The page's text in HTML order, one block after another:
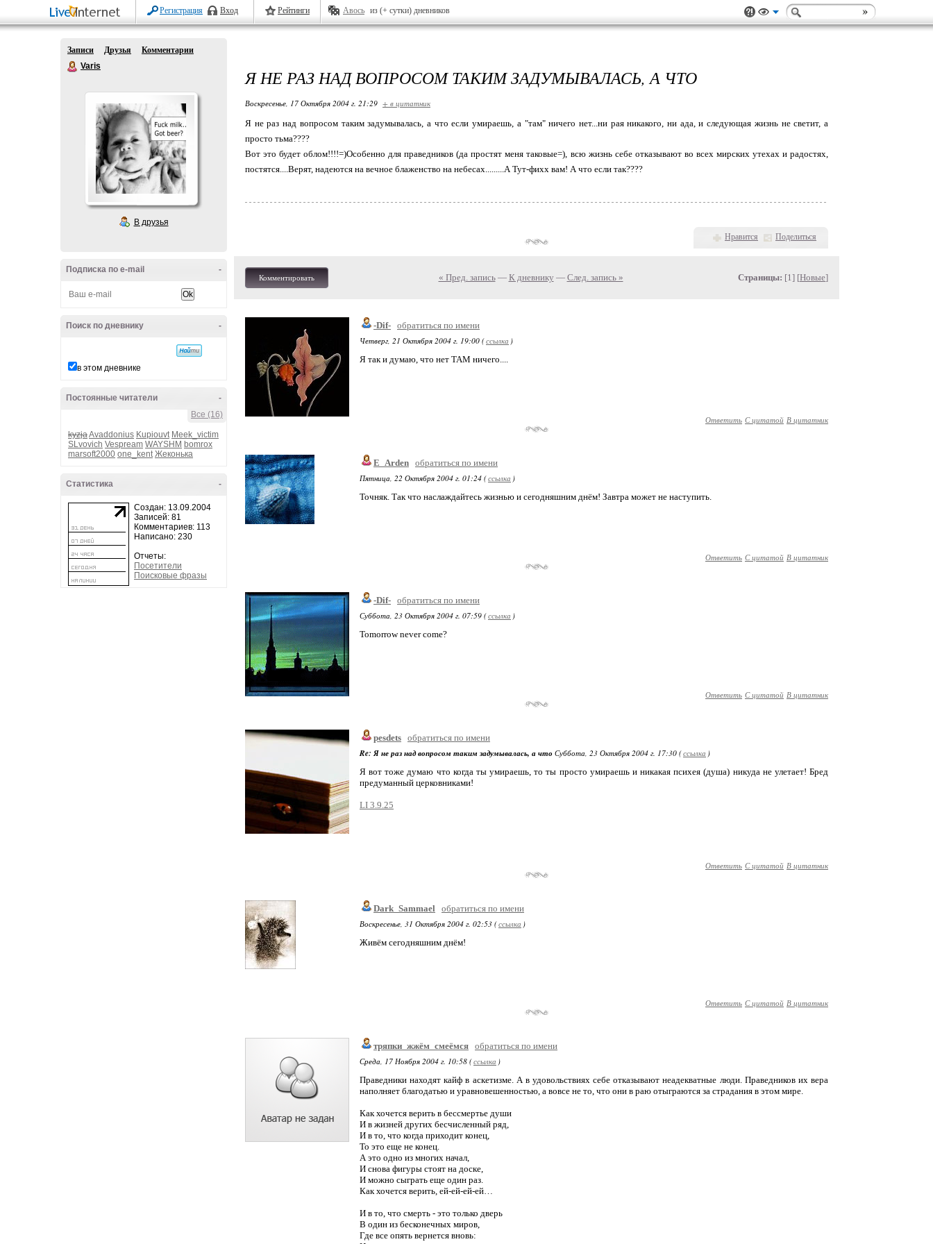
Регистрация Вход Рейтинги Авось из (+ сутки) дневников
Записи Друзья
Комментарии
Varis
В друзья
-
Подписка по e-mail
-
Поиск по дневнику
в этом дневнике
-
Постоянные читатели
Все (16)
kyzjaAvaddonius Kupiouvt Meek_victim
SLvovich Vespream WAYSHM bomrox
marsoft2000 one_kent Жеконька
-
Статистика
Создан: 13.09.2004
Записей: 81
Комментариев: 113
Написано: 230
Отчеты:
Посетители
Поисковые фразы
Я НЕ РАЗ НАД ВОПРОСОМ ТАКИМ ЗАДУМЫВАЛАСЬ, А ЧТО
Воскресенье, 17 Октября 2004 г. 21:29 + в цитатник
Я не раз над вопросом таким задумывалась, а что если умираешь, а "там" ничего нет...ни рая никакого, ни ада, и следующая жизнь не светит, а
просто тьма????
Вот это будет облом!!!!=)Особенно для праведников (да простят меня таковые=), всю жизнь себе отказывают во всех мирских утехах и радостях,
постятся....Верят, надеются на вечное блаженство на небесах.........А Тут-фихх вам! А что если так????
Нравится Поделиться
Комментировать « Пред. запись— К дневнику — След. запись » Страницы: [1] [Новые]
-Dif- обратиться по имени
Четверг, 21 Октября 2004 г. 19:00 (ссылка )
Я так и думаю, что нет ТАМ ничего....
Ответить С цитатой В цитатник
E_Arden обратиться по имени
Пятница, 22 Октября 2004 г. 01:24 (ссылка )
Точняк. Так что наслаждайтесь жизнью и сегодняшним днём! Завтра может не наступить.
Ответить С цитатой В цитатник
-Dif- обратиться по имени
Суббота, 23 Октября 2004 г. 07:59 (ссылка )
Tomorrow never come?
Ответить С цитатой В цитатник
pesdets обратиться по имени
Re: Я не раз над вопросом таким задумывалась, а что Суббота, 23 Октября 2004 г. 17:30 (ссылка )
Я вот тоже думаю что когда ты умираешь, то ты просто умираешь и никакая психея (душа) никуда не улетает! Бред
предуманный церковниками!
LI 3.9.25
Ответить С цитатой В цитатник
Dark_Sammael обратиться по имени
Воскресенье, 31 Октября 2004 г. 02:53 (ссылка )
Живём сегодняшним днём!
Ответить С цитатой В цитатник
тряпки_жжём_смеёмся обратиться по имени
Среда, 17 Ноября 2004 г. 10:58 (ссылка )
Праведники находят кайф в аскетизме. А в удовольствиях себе отказывают неадекватные люди. Праведников их вера
наполняет благодатью и уравновешенностью, а вовсе не то, что они в раю отыграются за страдания в этом мире.
Как хочется верить в бессмертье души
И в жизней других бесчисленный ряд,
И в то, что когда приходит конец,
То это еще не конец.
А это одно из многих начал,
И снова фигуры стоят на доске,
И можно сыграть еще один раз.
Как хочется верить, ей-ей-ей-ей…
И в то, что смерть - это только дверь
В один из бесконечных миров,
Где все опять вернется вновь: